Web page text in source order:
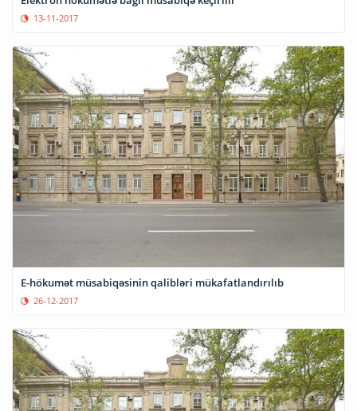
13-11-2017
E-hökumət müsabiqəsinin qalibləri mükafatlandırılıb
26-12-2017